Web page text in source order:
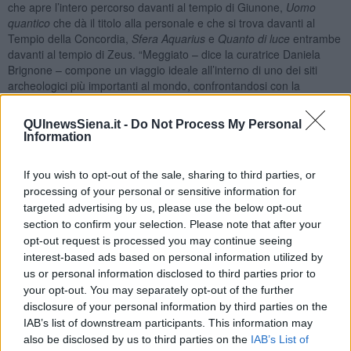
QUInewsSiena.it - Do Not Process My Personal
Information
If you wish to opt-out of the sale, sharing to third parties, or
processing of your personal or sensitive information for
targeted advertising by us, please use the below opt-out
section to confirm your selection. Please note that after your
opt-out request is processed you may continue seeing
interest-based ads based on personal information utilized by
us or personal information disclosed to third parties prior to
your opt-out. You may separately opt-out of the further
disclosure of your personal information by third parties on the
IAB’s list of downstream participants. This information may
also be disclosed by us to third parties on the IAB’s List of
che apre l’intero percorso davanti al tempio di Giunone, Uomo
quantico che dà il titolo alla personale e che si trova davanti al
Tempio della Concordia, Sfera Aquariuse Quanto di luce entrambe
davanti al tempio di Zeus. “Meggiato – dice la curatrice Daniela
Brignone – compone un viaggio ideale all’interno di uno dei siti
archeologici più importanti al mondo, confrontandosi con la
memoria del passato e le prospettive enigmatiche del futuro,
riflettendo sull’uomo alla ricerca di sé. Le opere in mostra
dischiudono un mondo interiore intorno al quale ruota un repertorio
l’artista ne svela il mistero e le connessioni cosmiche”.
Meggiato traccia una strada, riflettendo la propria immagine in
sfere, lucide pieghe e morbide volute, materiali non nobili che
vengono assemblati: nasce così L’Uomo quantico [fusione in
alluminio verniciato, con sfere in acciaio inox] assemblato
dall’artista senza un disegno preparatorio, dinnanzi al Tempio della
Concordia.
Riccardo Ferrucci